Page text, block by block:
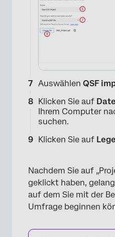
Auswählen QSF
Klicken Sie auf
Ihrem Computer
suchen.
Klicken Sie auf
Nachdem Sie auf
geklickt haben,
auf dem Sie mit der
Umfrage beginnen